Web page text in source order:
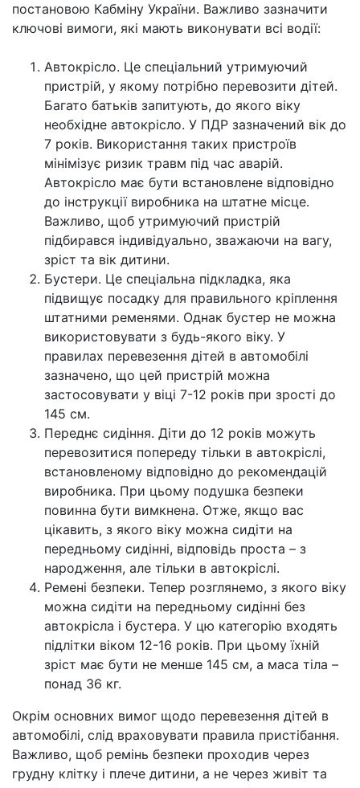
постановою Кабміну України. Важливо зазначити
ключові вимоги, які мають виконувати всі водії:
Автокрісло. Це спеціальний утримуючий
пристрій, у якому потрібно перевозити дітей.
Багато батьків запитують, до якого віку
необхідне автокрісло. У ПДР зазначений вік до
7 років. Використання таких пристроїв
мінімізує ризик травм під час аварій.
Автокрісло має бути встановлене відповідно
до інструкції виробника на штатне місце.
Важливо, щоб утримуючий пристрій
підбирався індивідуально, зважаючи на вагу,
зріст та вік дитини.
Бустери. Це спеціальна підкладка, яка
підвищує посадку для правильного кріплення
штатними ременями. Однак бустер не можна
використовувати з будь-якого віку. У
правилах перевезення дітей в автомобілі
зазначено, що цей пристрій можна
застосовувати у віці 7-12 років при зрості до
145 см.
Переднє сидіння. Діти до 12 років можуть
перевозитися попереду тільки в автокріслі,
встановленому відповідно до рекомендацій
виробника. При цьому подушка безпеки
повинна бути вимкнена. Отже, якщо вас
цікавить, з якого віку можна сидіти на
передньому сидінні, відповідь проста – з
народження, але тільки в автокріслі.
Ремені безпеки. Тепер розглянемо, з якого віку
можна сидіти на передньому сидінні без
автокрісла і бустера. У цю категорію входять
підлітки віком 12-16 років. При цьому їхній
зріст має бути не менше 145 см, а маса тіла –
понад 36 кг.
Окрім основних вимог щодо перевезення дітей в
автомобілі, слід враховувати правила пристібання.
Важливо, щоб ремінь безпеки проходив через
грудну клітку і плече дитини, а не через живіт та